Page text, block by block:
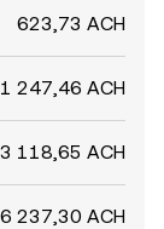
623,73 ACH
1 247,46 ACH
3 118,65 ACH
6 237,30 ACH